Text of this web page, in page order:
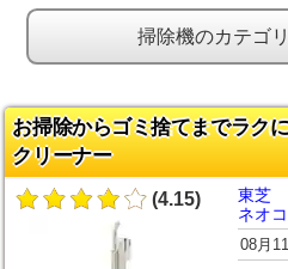
掃除機のカテゴ
お掃除からゴミ捨てまでラク
クリーナー
(4.15)
東芝
ネオ
08月